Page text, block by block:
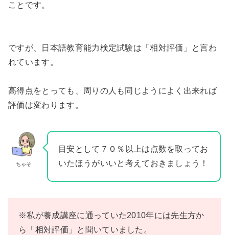
ことです。
ですが、日本語教育能力検定試験は「相対評価」と言わ
れています。
高得点をとっても、周りの人も同じようによく出来れば
評価は変わります。
ちゃそ
目安として７０％以上は点数を取ってお
いたほうがいいと考えておきましょう！
※私が養成講座に通っていた2010年には先生方か
ら「相対評価」と聞いていました。